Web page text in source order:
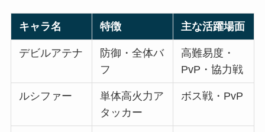
キャラ名 特徴 主な活躍場面
デビルアテナ
防御・全体バ
フ
高難易度・
PvP・協力戦
ルシファー
単体高火力ア
タッカー
ボス戦・PvP